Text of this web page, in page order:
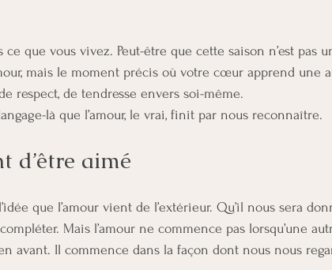
ce que vous vivez. Peut-être que cette saison n’est pas
mais le moment précis où votre cœur apprend une
respect, de tendresse envers soi-même.
là que l’amour, le vrai, finit par nous reconnaître.
d’être aimé
que l’amour vient de l’extérieur. Qu’il nous sera
Mais l’amour ne commence pas lorsqu’une
avant. Il commence dans la façon dont nous nous